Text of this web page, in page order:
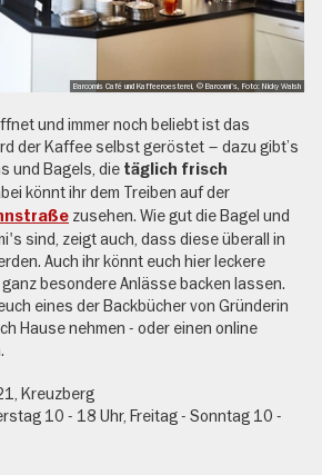
Barcomis Café und Kaffeeroesterei, © Barcomi's, Foto: Nicky Walsh
und immer noch beliebt ist das
der Kaffee selbst geröstet – dazu gibt’s
und Bagels, die täglich frisch
könnt ihr dem Treiben auf der
zusehen. Wie gut die Bagel und
sind, zeigt auch, dass diese überall in
Auch ihr könnt euch hier leckere
besondere Anlässe backen lassen.
eines der Backbücher von Gründerin
Hause nehmen - oder einen online
Kreuzberg
10 - 18 Uhr, Freitag - Sonntag 10 -